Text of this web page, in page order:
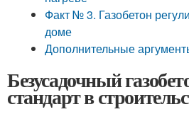
Факт № 3. Газобетон
доме
Дополнительные
Безусадочный
стандарт в